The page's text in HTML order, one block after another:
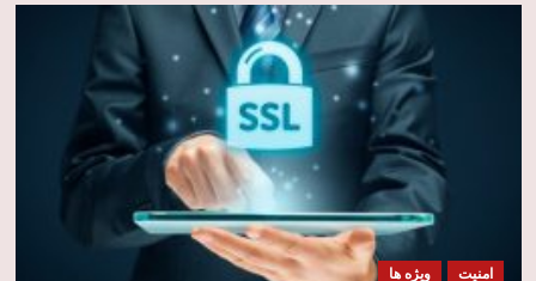
امنیت ویژه ها